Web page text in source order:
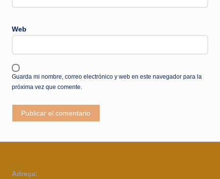
Web
Guarda mi nombre, correo electrónico y web en este navegador para la
próxima vez que comente.
Adreça: